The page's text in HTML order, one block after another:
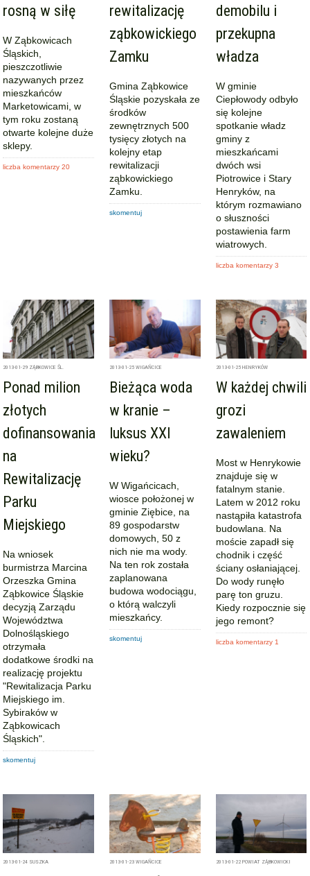
rosną w siłę
W Ząbkowicach
Śląskich,
pieszczotliwie
nazywanych przez
mieszkańców
Marketowicami, w
tym roku zostaną
otwarte kolejne duże
sklepy.
liczba komentarzy 20
rewitalizację
ząbkowickiego
Zamku
Gmina Ząbkowice
Śląskie pozyskała ze
środków
zewnętrznych 500
tysięcy złotych na
kolejny etap
rewitalizacji
ząbkowickiego
Zamku.
skomentuj
demobilu i
przekupna
władza
W gminie
Ciepłowody odbyło
się kolejne
spotkanie władz
gminy z
mieszkańcami
dwóch wsi
Piotrowice i Stary
Henryków, na
którym rozmawiano
o słuszności
postawienia farm
wiatrowych.
liczba komentarzy 3
2013-01-29 ZĄBKOWICE ŚL.
Ponad milion
złotych
dofinansowania
na
Rewitalizację
Parku
Miejskiego
Na wniosek
burmistrza Marcina
Orzeszka Gmina
Ząbkowice Śląskie
decyzją Zarządu
Województwa
Dolnośląskiego
otrzymała
dodatkowe środki na
realizację projektu
"Rewitalizacja Parku
Miejskiego im.
Sybiraków w
Ząbkowicach
Śląskich".
skomentuj
2013-01-25 WIGAŃCICE
Bieżąca woda
w kranie –
luksus XXI
wieku?
W Wigańcicach,
wiosce położonej w
gminie Ziębice, na
89 gospodarstw
domowych, 50 z
nich nie ma wody.
Na ten rok została
zaplanowana
budowa wodociągu,
o którą walczyli
mieszkańcy.
skomentuj
2013-01-25 HENRYKÓW
W każdej chwili
grozi
zawaleniem
Most w Henrykowie
znajduje się w
fatalnym stanie.
Latem w 2012 roku
nastąpiła katastrofa
budowlana. Na
moście zapadł się
chodnik i część
ściany osłaniającej.
Do wody runęło
parę ton gruzu.
Kiedy rozpocznie się
jego remont?
liczba komentarzy 1
2013-01-24 SUSZKA 2013-01-23 WIGAŃCICE 2013-01-22 POWIAT ZĄBKOWICKI